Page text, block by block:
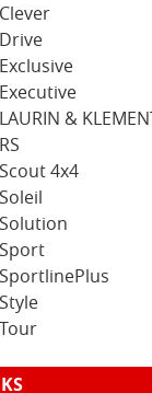
&
4x4